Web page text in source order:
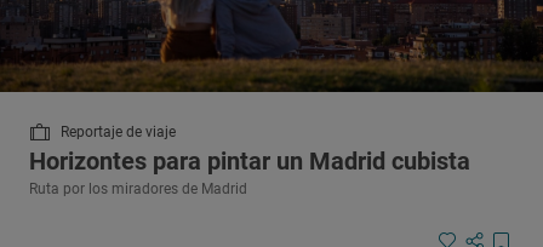
Reportaje de viaje
Horizontes para pintar un Madrid cubista
Ruta por los miradores de Madrid